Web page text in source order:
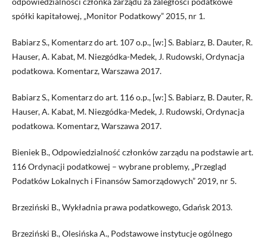
spółki kapitałowej, „Monitor Podatkowy” 2015, nr 1.
Babiarz S., Komentarz do art. 107 o.p., [w:] S. Babiarz, B. Dauter, R.
Hauser, A. Kabat, M. Niezgódka-Medek, J. Rudowski, Ordynacja
podatkowa. Komentarz, Warszawa 2017.
Babiarz S., Komentarz do art. 116 o.p., [w:] S. Babiarz, B. Dauter, R.
Hauser, A. Kabat, M. Niezgódka-Medek, J. Rudowski, Ordynacja
podatkowa. Komentarz, Warszawa 2017.
Bieniek B., Odpowiedzialność członków zarządu na podstawie art.
116 Ordynacji podatkowej – wybrane problemy, „Przegląd
Podatków Lokalnych i Finansów Samorządowych” 2019, nr 5.
Brzeziński B., Wykładnia prawa podatkowego, Gdańsk 2013.
Brzeziński B., Olesińska A., Podstawowe instytucje ogólnego